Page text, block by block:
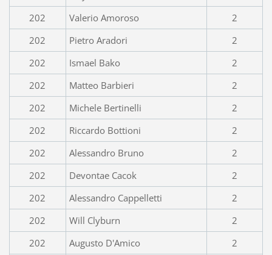
202
Valerio Amoroso
2
202
Pietro Aradori
2
202
Ismael Bako
2
202
Matteo Barbieri
2
202
Michele Bertinelli
2
202
Riccardo Bottioni
2
202
Alessandro Bruno
2
202
Devontae Cacok
2
202
Alessandro Cappelletti
2
202
Will Clyburn
2
202
Augusto D'Amico
2